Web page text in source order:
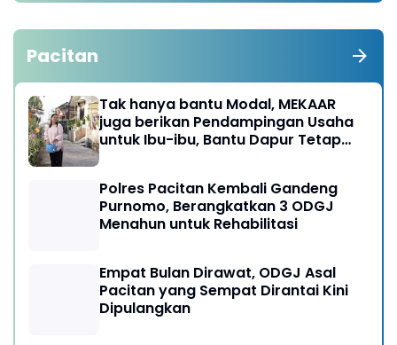
Pacitan
Tak hanya bantu Modal, MEKAAR
juga berikan Pendampingan Usaha
untuk Ibu-ibu, Bantu Dapur Tetap
Polres Pacitan Kembali Gandeng
Purnomo, Berangkatkan 3 ODGJ
Menahun untuk Rehabilitasi
Empat Bulan Dirawat, ODGJ Asal
Pacitan yang Sempat Dirantai Kini
Dipulangkan